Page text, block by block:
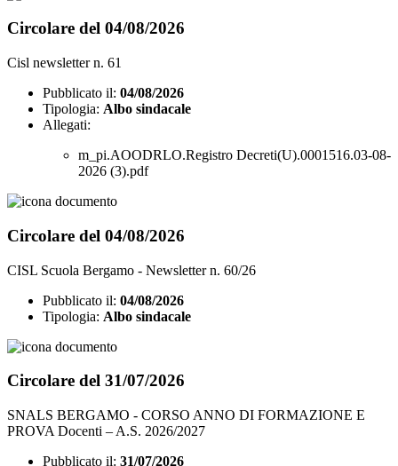
Circolare del 04/08/2026
Cisl newsletter n. 61
Pubblicato il: 04/08/2026
Tipologia: Albo sindacale
Allegati:
m_pi.AOODRLO.Registro Decreti(U).0001516.03-08-
2026 (3).pdf
Circolare del 04/08/2026
CISL Scuola Bergamo - Newsletter n. 60/26
Pubblicato il: 04/08/2026
Tipologia: Albo sindacale
Circolare del 31/07/2026
SNALS BERGAMO - CORSO ANNO DI FORMAZIONE E
PROVA Docenti – A.S. 2026/2027
Pubblicato il: 31/07/2026